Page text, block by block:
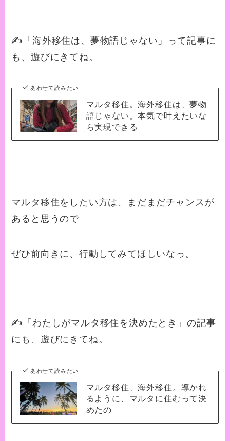
✍️「海外移住は、夢物語じゃない」って記事に
も、遊びにきてね。
あわせて読みたい
マルタ移住。海外移住は、夢物
語じゃない。本気で叶えたいな
ら実現できる
マルタ移住をしたい方は、まだまだチャンスが
あると思うので
ぜひ前向きに、行動してみてほしいなっ。
✍️「わたしがマルタ移住を決めたとき」の記事
にも、遊びにきてね。
あわせて読みたい
マルタ移住、海外移住。導かれ
るように、マルタに住むって決
めたの